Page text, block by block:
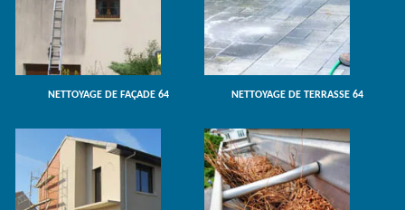
NETTOYAGE DE FAÇADE 64 NETTOYAGE DE TERRASSE 64